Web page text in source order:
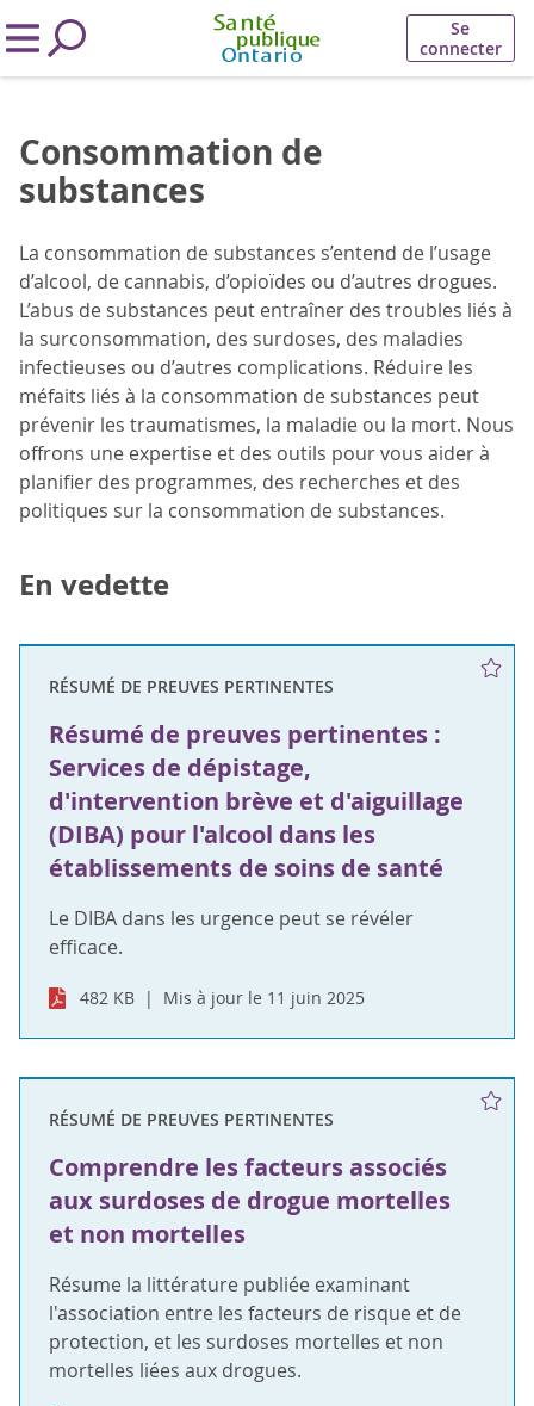
Se
connecter
Consommation de
substances
La consommation de substances s’entend de l’usage
d’alcool, de cannabis, d’opioïdes ou d’autres drogues.
L’abus de substances peut entraîner des troubles liés à
la surconsommation, des surdoses, des maladies
infectieuses ou d’autres complications. Réduire les
méfaits liés à la consommation de substances peut
prévenir les traumatismes, la maladie ou la mort. Nous
offrons une expertise et des outils pour vous aider à
planifier des programmes, des recherches et des
politiques sur la consommation de substances.
En vedette
RÉSUMÉ DE PREUVES PERTINENTES
Résumé de preuves pertinentes :
Services de dépistage,
d'intervention brève et d'aiguillage
(DIBA) pour l'alcool dans les
établissements de soins de santé
Le DIBA dans les urgence peut se révéler
efficace.
482 KB Mis à jour le 11 juin 2025
RÉSUMÉ DE PREUVES PERTINENTES
Comprendre les facteurs associés
aux surdoses de drogue mortelles
et non mortelles
Résume la littérature publiée examinant
l'association entre les facteurs de risque et de
protection, et les surdoses mortelles et non
mortelles liées aux drogues.